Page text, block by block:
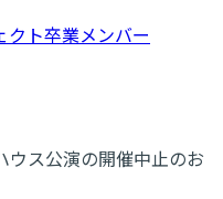
クト卒業メンバー
ウス公演の開催中止のお